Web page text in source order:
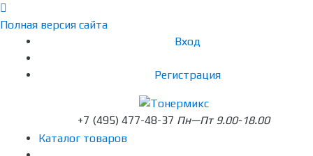
Полная версия сайта
Вход
Регистрация
+7 (495) 477-48-37 Пн—Пт 9.00-18.00
Каталог товаров